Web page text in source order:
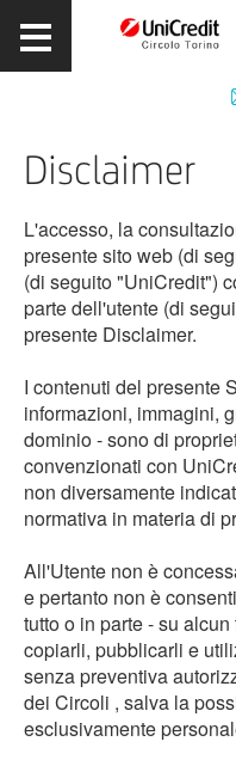
Disclaimer
L'accesso, la
presente sito web (di
(di seguito "UniCredit")
parte dell'utente (di
presente Disclaimer.
I contenuti del presente
informazioni, immagini,
dominio - sono di
convenzionati con
non diversamente
normativa in materia di
All'Utente non è
e pertanto non è
tutto o in parte - su
copiarli, pubblicarli e
senza preventiva
dei Circoli , salva la
esclusivamente